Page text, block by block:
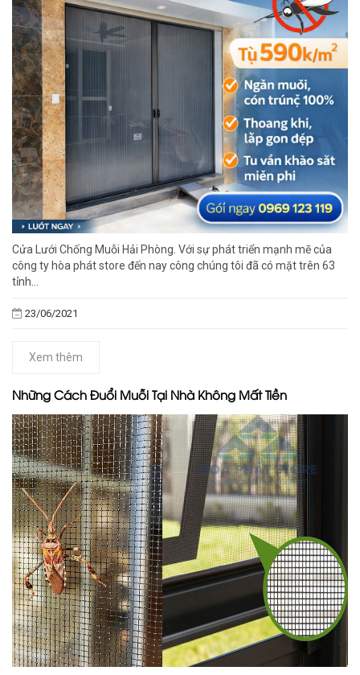
Cửa Lưới Chống Muỗi Hải Phòng. Với sự phát triển mạnh mẽ của
công ty hòa phát store đến nay công chúng tôi đã có mặt trên 63
tỉnh...
23/06/2021
Xem thêm
Những Cách Đuổi Muỗi Tại Nhà Không Mất Tiền